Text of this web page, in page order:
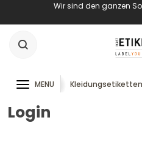
Wir sind den ganzen
MENU Kleidungsetiketten
Login